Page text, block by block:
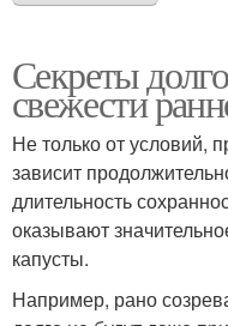
Секреты
свежести
Не только от условий,
зависит
длительность
оказывают
капусты.
Например, рано